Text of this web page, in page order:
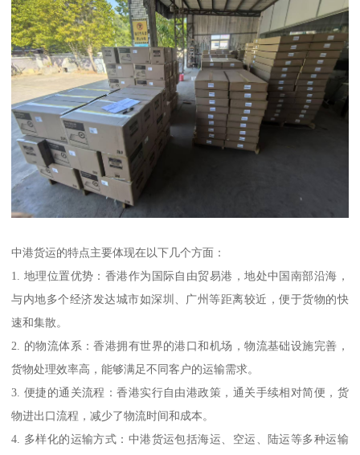
中港货运的特点主要体现在以下几个方面：
1. 地理位置优势：香港作为国际自由贸易港，地处中国南部沿海，
与内地多个经济发达城市如深圳、广州等距离较近，便于货物的快
速和集散。
2. 的物流体系：香港拥有世界的港口和机场，物流基础设施完善，
货物处理效率高，能够满足不同客户的运输需求。
3. 便捷的通关流程：香港实行自由港政策，通关手续相对简便，货
物进出口流程，减少了物流时间和成本。
4. 多样化的运输方式：中港货运包括海运、空运、陆运等多种运输